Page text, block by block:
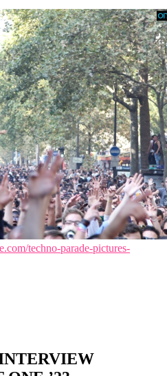
techno-parade-pictures-